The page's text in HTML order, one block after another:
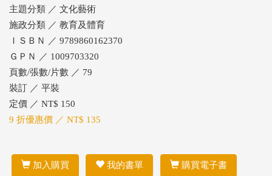
主題分類 ／ 文化藝術
施政分類 ／ 教育及體育
ＩＳＢＮ ／ 9789860162370
ＧＰＮ ／ 1009703320
頁數/張數/片數 ／ 79
裝訂 ／ 平裝
定價 ／ NT$ 150
9 折優惠價 ／ NT$ 135
加入購買 我的書單 購買電子書